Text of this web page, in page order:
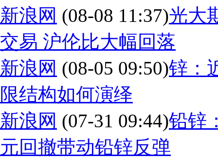
新浪网 (08-08 11:37)光大
交易 沪伦比大幅回落
新浪网 (08-05 09:50)锌：
限结构如何演绎
新浪网 (07-31 09:44)铅锌
元回撤带动铅锌反弹